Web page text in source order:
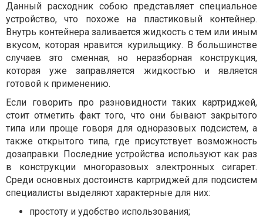
Данный расходник собою представляет специальное
устройство, что похоже на пластиковый контейнер.
Внутрь контейнера заливается жидкость с тем или иным
вкусом, которая нравится курильщику. В большинстве
случаев это сменная, но неразборная конструкция,
которая уже заправляется жидкостью и является
готовой к применению.
Если говорить про разновидности таких картриджей,
стоит отметить факт того, что они бывают закрытого
типа или проще говоря для одноразовых подсистем, а
также открытого типа, где присутствует возможность
дозаправки. Последние устройства используют как раз
в конструкции многоразовых электронных сигарет.
Среди основных достоинств картриджей для подсистем
специалисты выделяют характерные для них:
простоту и удобство использования;